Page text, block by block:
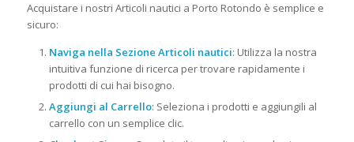
Acquistare i nostri Articoli nautici a Porto Rotondo è semplice e
sicuro:
Naviga nella Sezione Articoli nautici: Utilizza la nostra
intuitiva funzione di ricerca per trovare rapidamente i
prodotti di cui hai bisogno.
Aggiungi al Carrello: Seleziona i prodotti e aggiungili al
carrello con un semplice clic.